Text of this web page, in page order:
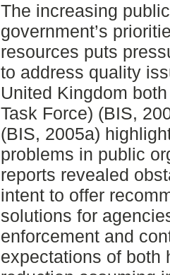
The increasing
government’s
resources puts
to address quality
United Kingdom
Task Force) (BIS,
(BIS, 2005a)
problems in public
reports revealed
intent to offer
solutions for
enforcement and
expectations of both